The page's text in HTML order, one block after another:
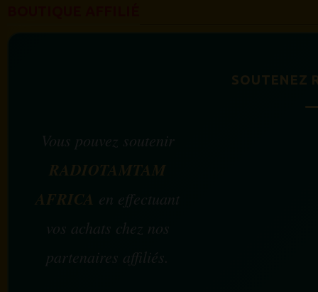
SOUTENEZ
Vous pouvez soutenir
RADIOTAMTAM
AFRICA en effectuant
vos achats chez nos
partenaires affiliés.